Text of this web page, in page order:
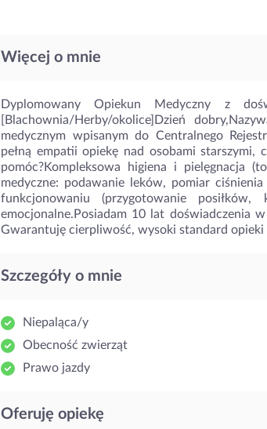
Więcej o mnie
Dyplomowany Opiekun Medyczny z
[Blachownia/Herby/okolice]Dzień
medycznym wpisanym do Centralnego
pełną empatii opiekę nad osobami
pomóc?Kompleksowa higiena i pielęgnacja
medyczne: podawanie leków, pomiar
funkcjonowaniu (przygotowanie posiłków,
emocjonalne.Posiadam 10 lat
Gwarantuję cierpliwość, wysoki standard opieki
Szczegóły o mnie
Niepaląca/y
Obecność zwierząt
Prawo jazdy
Oferuję opiekę